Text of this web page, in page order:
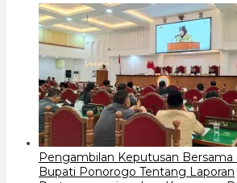
Pengambilan Keputusan
Bupati Ponorogo Tentang Laporan